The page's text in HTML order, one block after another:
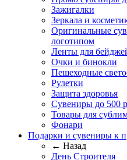
Зажигалки
Зеркала и
Оригинальные
логотипом
Ленты для
Очки и бинокли
Пешеходные
Рулетки
Защита здоровья
Сувениры до 500
Товары для
Фонари
Подарки и сувениры к
← Назад
День Строителя